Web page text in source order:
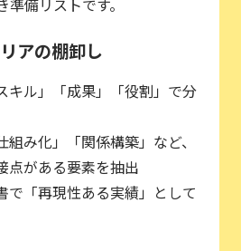
備リストです。
アの棚卸し
キル」「成果」「役割」で分
組み化」「関係構築」など、
点がある要素を抽出
で「再現性ある実績」として